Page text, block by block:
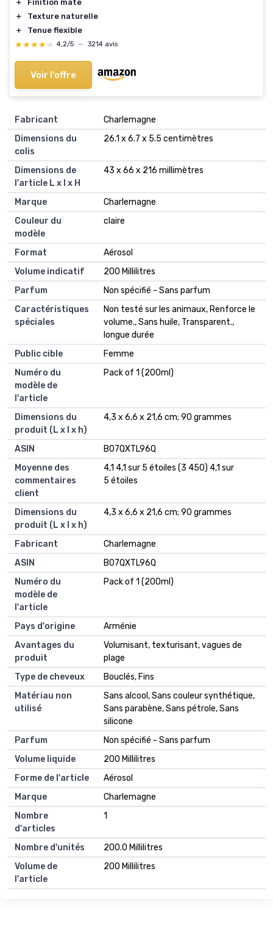
＋
Finition mate
＋
Texture naturelle
＋
Tenue flexible
★★★★★
★★★★★ 4,2/5 — 3214 avis
Voir l'offre
Fabricant
‎Charlemagne
Dimensions du
colis
‎26.1 x 6.7 x 5.5 centimètres
Dimensions de
l'article L x l x H
‎43 x 66 x 216 millimètres
Marque
‎Charlemagne
Couleur du
modèle
‎claire
Format
‎Aérosol
Volume indicatif
‎200 Millilitres
Parfum
‎Non spécifié - Sans parfum
Caractéristiques
spéciales
‎Non testé sur les animaux, Renforce le
volume., Sans huile, Transparent.,
longue durée
Public cible
‎Femme
Numéro du
modèle de
l'article
‎Pack of 1 (200ml)
Dimensions du
produit (L x l x h)
‎4,3 x 6,6 x 21,6 cm; 90 grammes
ASIN
‎B07QXTL96Q
Moyenne des
commentaires
client
4,1 4,1 sur 5 étoiles (3 450) 4,1 sur
5 étoiles
Dimensions du
produit (L x l x h)
4,3 x 6,6 x 21,6 cm; 90 grammes
Fabricant
Charlemagne
ASIN
B07QXTL96Q
Numéro du
modèle de
l'article
Pack of 1 (200ml)
Pays d'origine
Arménie
Avantages du
produit
Volumisant, texturisant, vagues de
plage
Type de cheveux
Bouclés, Fins
Matériau non
utilisé
Sans alcool, Sans couleur synthétique,
Sans parabène, Sans pétrole, Sans
silicone
Parfum
Non spécifié - Sans parfum
Volume liquide
200 Millilitres
Forme de l'article
Aérosol
Marque
Charlemagne
Nombre
d'articles
1
Nombre d'unités
200.0 Millilitres
Volume de
l'article
200 Millilitres